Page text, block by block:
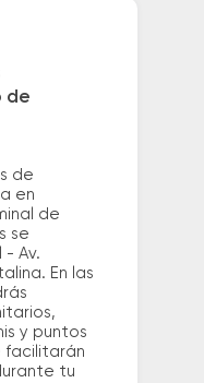
de
de
en
de
se
- Av.
En las
y puntos
facilitarán
tu